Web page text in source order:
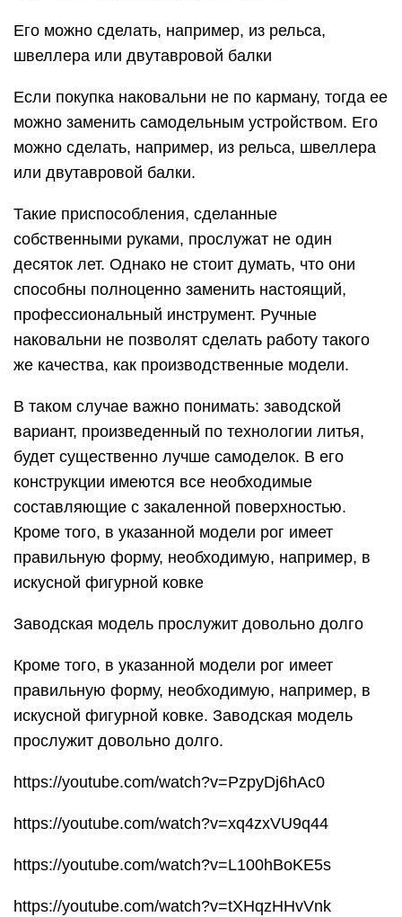
Его можно сделать, например, из рельса,
швеллера или двутавровой балки
Если покупка наковальни не по карману, тогда ее
можно заменить самодельным устройством. Его
можно сделать, например, из рельса, швеллера
или двутавровой балки.
Такие приспособления, сделанные
собственными руками, прослужат не один
десяток лет. Однако не стоит думать, что они
способны полноценно заменить настоящий,
профессиональный инструмент. Ручные
наковальни не позволят сделать работу такого
же качества, как производственные модели.
В таком случае важно понимать: заводской
вариант, произведенный по технологии литья,
будет существенно лучше самоделок. В его
конструкции имеются все необходимые
составляющие с закаленной поверхностью.
Кроме того, в указанной модели рог имеет
правильную форму, необходимую, например, в
искусной фигурной ковке
Заводская модель прослужит довольно долго
Кроме того, в указанной модели рог имеет
правильную форму, необходимую, например, в
искусной фигурной ковке. Заводская модель
прослужит довольно долго.
https://youtube.com/watch?v=PzpyDj6hAc0
https://youtube.com/watch?v=xq4zxVU9q44
https://youtube.com/watch?v=L100hBoKE5s
https://youtube.com/watch?v=tXHqzHHvVnk